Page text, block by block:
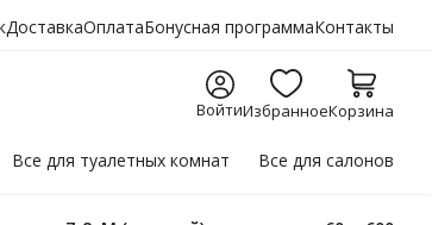
ДоставкаОплатаБонусная программаКонтакты
ВойтиИзбранноеКорзина
Все для туалетных комнат Все для салонов